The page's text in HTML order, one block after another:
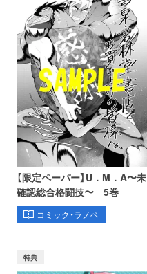
【限定ペーパー】U．M．A〜未
確認総合格闘技〜 5巻
コミック・ラノベ
特典